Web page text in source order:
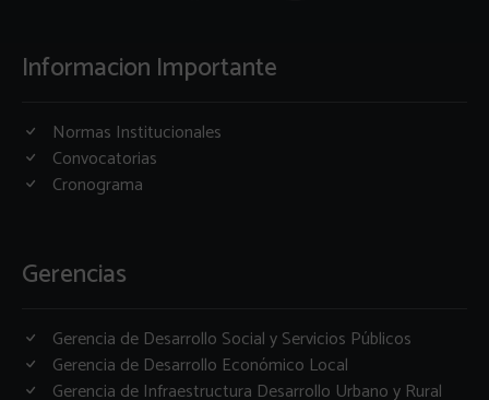
Informacion Importante
Normas Institucionales
Convocatorias
Cronograma
Gerencias
Gerencia de Desarrollo Social y Servicios Públicos
Gerencia de Desarrollo Económico Local
Gerencia de Infraestructura Desarrollo Urbano y Rural